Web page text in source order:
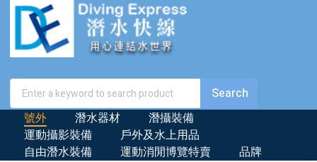
號外 潛水器材
潛攝裝備
運動攝影裝備
戶外及水上用品
自由潛水裝備
運動消閒博覽特賣 品牌